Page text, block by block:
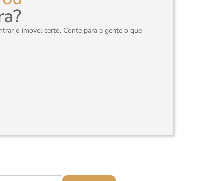
o imovel certo. Conte para a gente o que